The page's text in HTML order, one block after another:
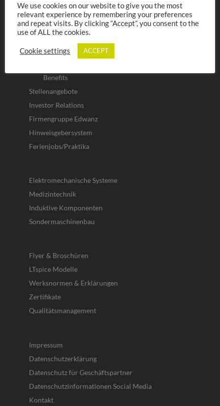
Karriere
Sedlbauer als Arbeitgeber
Auszubildende
Studierende
Benefits
Stellenangebote
Investor Relations
Firmengruppe Edwanz
Hinweisgebersystem
Ferienjobs/Praktika
Elektromechanische Systeme
Medizintechnik
Induktive Komponenten
Sondermaschinenbau
Flyer & Broschüren
LTspice Modelle
Werksnormen & Erklärungen
Zertifikate
Qualitätsmanagement
Impressum
Datenschutzerklärung
Datenschutz für Geschäftspartner
Datenschutzinformationen Social Media
Kontakt
We use cookies on our website to give you the most
relevant experience by remembering your preferences
and repeat visits. By clicking “Accept”, you consent to the
use of ALL the cookies.
Cookie settings ACCEPT